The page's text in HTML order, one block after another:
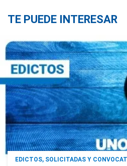
TE PUEDE INTERESAR
EDICTOS, SOLICITADAS Y